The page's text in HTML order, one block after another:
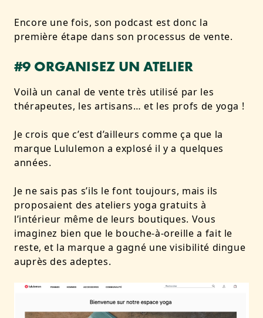
Encore une fois, son podcast est donc la
première étape dans son processus de vente.
#9 ORGANISEZ UN ATELIER
Voilà un canal de vente très utilisé par les
thérapeutes, les artisans… et les profs de yoga !
Je crois que c’est d’ailleurs comme ça que la
marque Lululemon a explosé il y a quelques
années.
Je ne sais pas s’ils le font toujours, mais ils
proposaient des ateliers yoga gratuits à
l’intérieur même de leurs boutiques. Vous
imaginez bien que le bouche-à-oreille a fait le
reste, et la marque a gagné une visibilité dingue
auprès des adeptes.